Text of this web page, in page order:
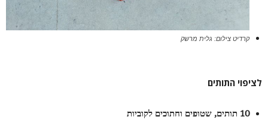
קרדיט צילום: גלית מרשק
לציפוי התותים
10 תותים, שטופים וחתוכים לקוביות